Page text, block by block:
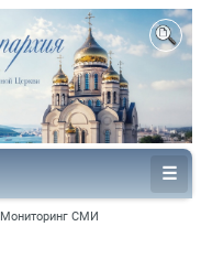
Мониторинг СМИ